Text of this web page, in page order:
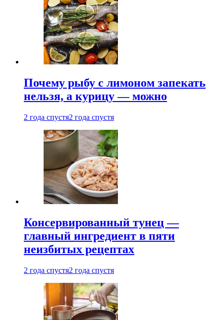
Почему рыбу с лимоном запекать
нельзя, а курицу — можно
2 года спустя2 года спустя
Консервированный тунец —
главный ингредиент в пяти
неизбитых рецептах
2 года спустя2 года спустя